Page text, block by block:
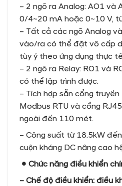
– 2 ngõ ra Analog: AO1 và
0/4~20 mA hoặc 0~10 V,
– Tất cả các ngõ Analog
vào/ra có thể đặt vô cấp
tùy ý theo ứng dụng thực
– 2 ngõ ra Relay: RO1 và
có thể lập trình được.
– Tích hợp sẵn cổng
Modbus RTU và cổng
ngoài đến 110 mét.
– Công suất từ 18.5kW
cuộn kháng DC nâng cao
● Chức năng điều khiển
– Chế độ điều khiển: điều